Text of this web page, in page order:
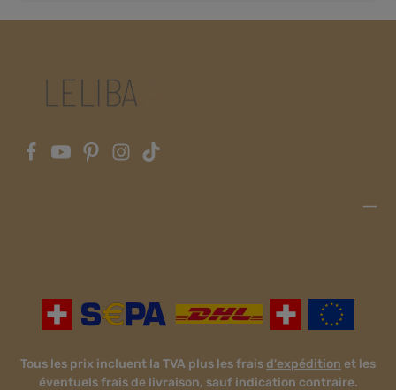
efficacement votre porte-bébé des petites traces de
laver les protections de ceinture séparément sans avoir à
nettoyer l'ensemble du porte-bébé. Cela signifie non
la meilleure partie? Les protège-ceintures sèchent en un rien
de temps, vous permettant ainsi de profiter à nouveau
harmonieux de 100% coton. Pour ces moments précieux qui
rendent la vie si unique.Informations sur le fabricant :LELIBA
Tous les prix incluent la TVA plus les fraisd'expédition et les
éventuels frais de livraison, sauf indication contraire.